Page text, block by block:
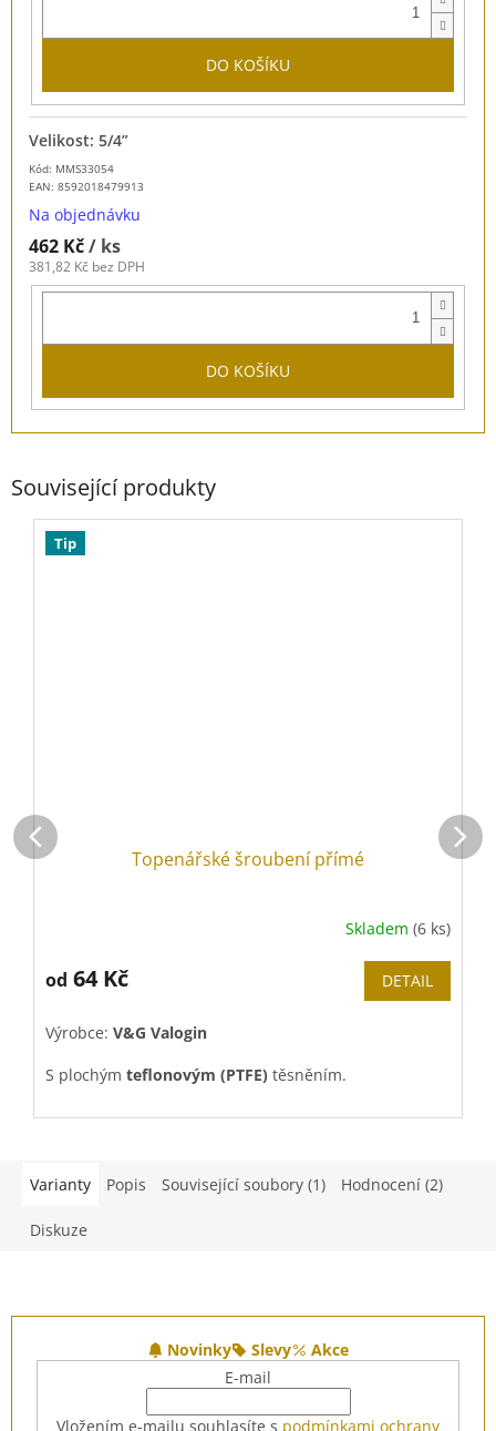
DO KOŠÍKU
Kód: MMS33054
EAN: 8592018479913
Velikost: 5/4”
Na objednávku
462 Kč/ ks
381,82 Kč bez DPH
DO KOŠÍKU
Související produkty
Tip
Topenářské šroubení přímé
Skladem (6 ks)
od 64 Kč DETAIL
Výrobce: V&G Valogin
S plochým teflonovým (PTFE) těsněním.
Pro dotahovaní doporučujeme použítTopenářský
Varianty Popis Související soubory (1) Hodnocení (2)
Diskuze
Novinky Slevy
Akce
E-mail
Vložením e-mailu souhlasíte s podmínkami ochrany